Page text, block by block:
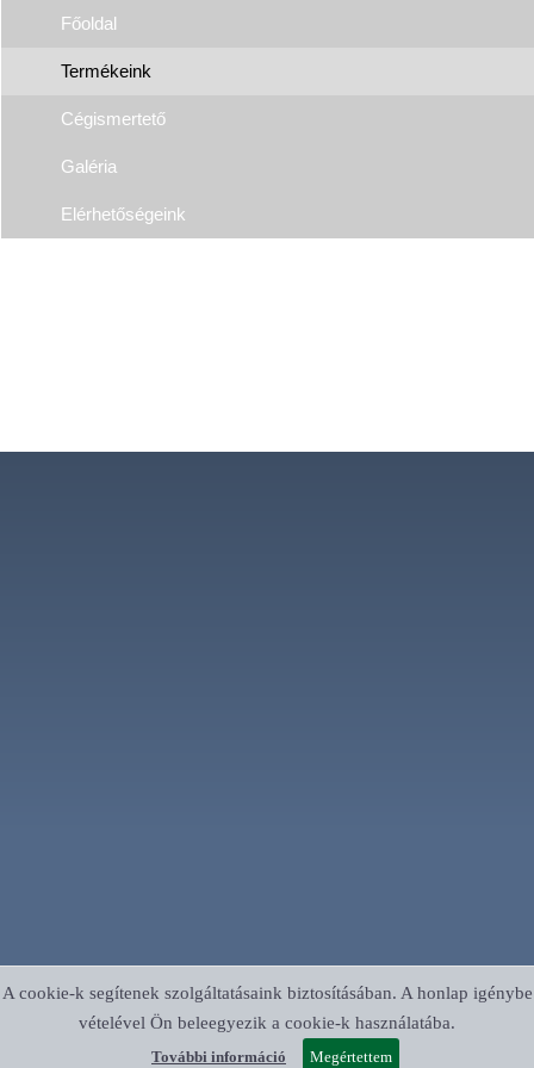
A cookie-k segítenek szolgáltatásaink biztosításában. A honlap igénybe
vételével Ön beleegyezik a cookie-k használatába.
További információ Megértettem
Főoldal
Termékeink
Cégismertető
Galéria
Elérhetőségeink